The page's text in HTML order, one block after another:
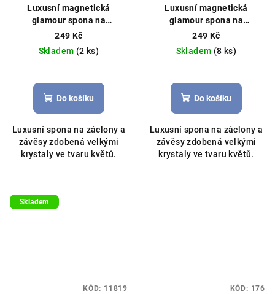
Luxusní magnetická
glamour spona na
záclony/závěsy s krystaly
33cm stříbrná
249 Kč
Skladem (2 ks)
hodnocení
produktu
z
5
hvězdiček.
Do košíku
Luxusní spona na záclony a
závěsy zdobená velkými
krystaly ve tvaru květů.
Luxusní magnetická
glamour spona na
záclony/závěsy s krystaly
33cm stříbrná
249 Kč
Skladem (8 ks)
Do košíku
Luxusní spona na záclony a
závěsy zdobená velkými
krystaly ve tvaru květů.
Skladem
KÓD: 11819 KÓD: 176